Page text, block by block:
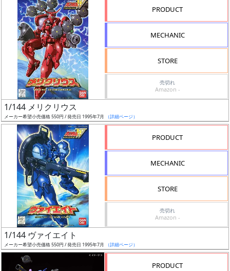
フ
リ
グ
レ
PRODUCT
MECHANIC
STORE
売切れ
Amazon -
1/144 メリクリウス
メーカー希望小売価格 550円 / 発売日 1995年7月 （詳細ページ）
PRODUCT
MECHANIC
STORE
売切れ
Amazon -
1/144 ヴァイエイト
メーカー希望小売価格 550円 / 発売日 1995年7月 （詳細ページ）
PRODUCT